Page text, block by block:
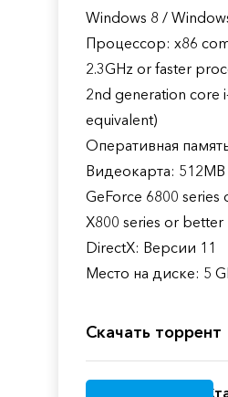
Windows 8 /
Процессор: x86
2.3GHz or faster
2nd generation core
equivalent)
Оперативная
Видеокарта:
GeForce 6800 series
X800 series or better
DirectX: Версии 11
Место на диске: 5
Скачать торрент